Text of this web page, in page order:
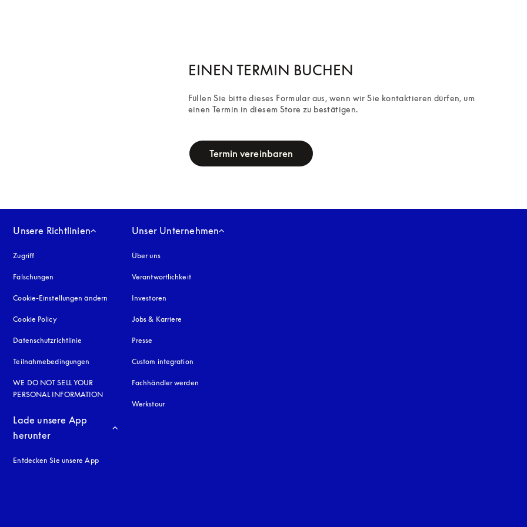
EINEN TERMIN BUCHEN
Füllen Sie bitte dieses Formular aus, wenn wir Sie kontaktieren dürfen, um
einen Termin in diesem Store zu bestätigen.
Termin vereinbaren
Unsere Richtlinien
Zugriff öffnet sich in einem neuen Tab
Fälschungen öffnet sich in einem neuen Tab
Cookie-Einstellungen ändern
Cookie Policyöffnet sich in einem neuen Tab
Datenschutzrichtlinie öffnet sich in einem neuen Tab
Teilnahmebedingungen
WE DO NOT SELL YOUR
PERSONAL INFORMATION
Unser Unternehmen
Über uns
Verantwortlichkeit
Investoren
Jobs & Karriere
Presse
Custom integration
Fachhändler werden
Werkstour
Lade unsere App
herunter
Entdecken Sie unsere App